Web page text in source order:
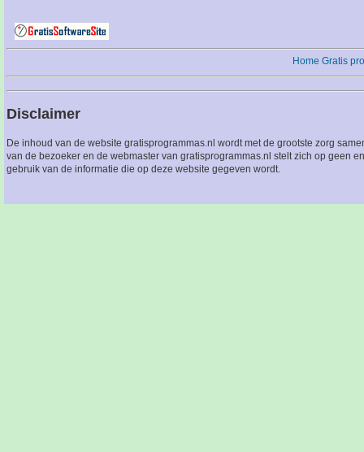
Home Gratis
Disclaimer
De inhoud van de website gratisprogrammas.nl wordt met de grootste zorg
van de bezoeker en de webmaster van gratisprogrammas.nl stelt zich op geen
gebruik van de informatie die op deze website gegeven wordt.